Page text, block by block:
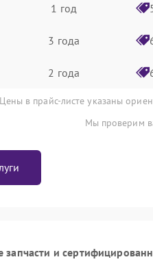
1 год
3 года
2 года
Цены в прайс-листе указаны
Мы проверим
запчасти и